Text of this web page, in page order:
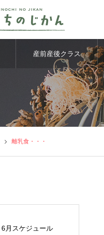
産前産後クラス
離乳食・・・
6月スケジュール